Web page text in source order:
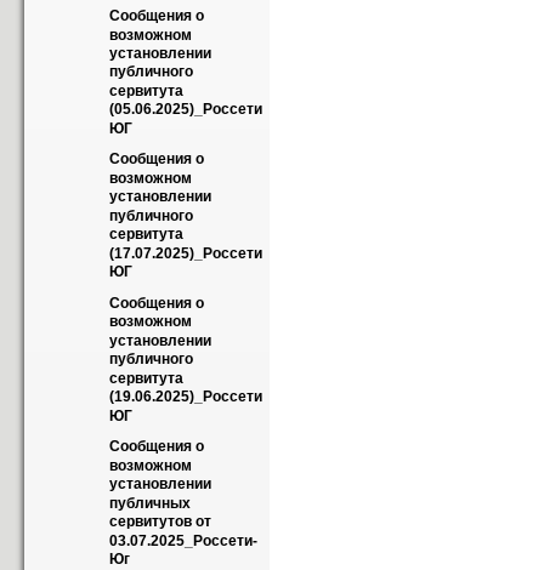
Сообщения о
возможном
установлении
публичного
сервитута
(05.06.2025)_Россети
ЮГ
Сообщения о
возможном
установлении
публичного
сервитута
(17.07.2025)_Россети
ЮГ
Сообщения о
возможном
установлении
публичного
сервитута
(19.06.2025)_Россети
ЮГ
Сообщения о
возможном
установлении
публичных
сервитутов от
03.07.2025_Россети-
Юг